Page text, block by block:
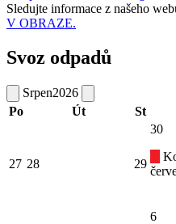
Sledujte informace z našeho
V OBRAZE.
Svoz odpadů
Srpen2026
Po
Út St
27 28 29
30
6